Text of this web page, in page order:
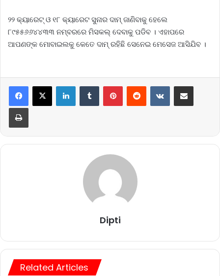
୨୨ କ୍ୟାରେଟ୍ ଓ ୧୮ କ୍ୟାରେଟ ସୁନାର ଦାମ୍ ଜାଣିବାକୁ ହେଲେ
୮୯୫୫୬୬୪୪୩୩ ନମ୍ବରରେ ମିସକଲ୍ ଦେବାକୁ ପଡିବ । ଏହାପରେ
ଆପଣଙ୍କ ମୋବାଇଲକୁ କେତେ ଦାମ୍ ରହିଛି ସେନେଇ ମେସେଜ ଆସିଯିବ ।
Dipti
Related Articles